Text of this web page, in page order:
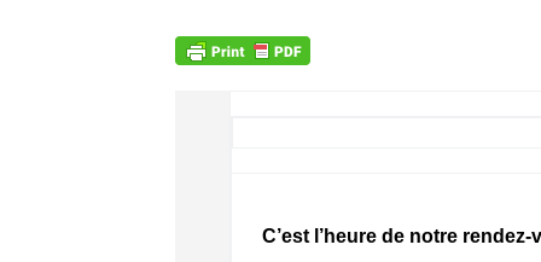
C’est l’heure de notre